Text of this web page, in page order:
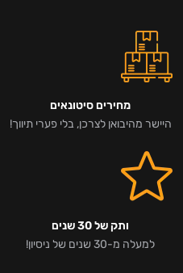
מחירים סיטונאים
היישר מהיבואן לצרכן, בלי פערי תיווך!
ותק של 30 שנים
למעלה מ-30 שנים של ניסיון!